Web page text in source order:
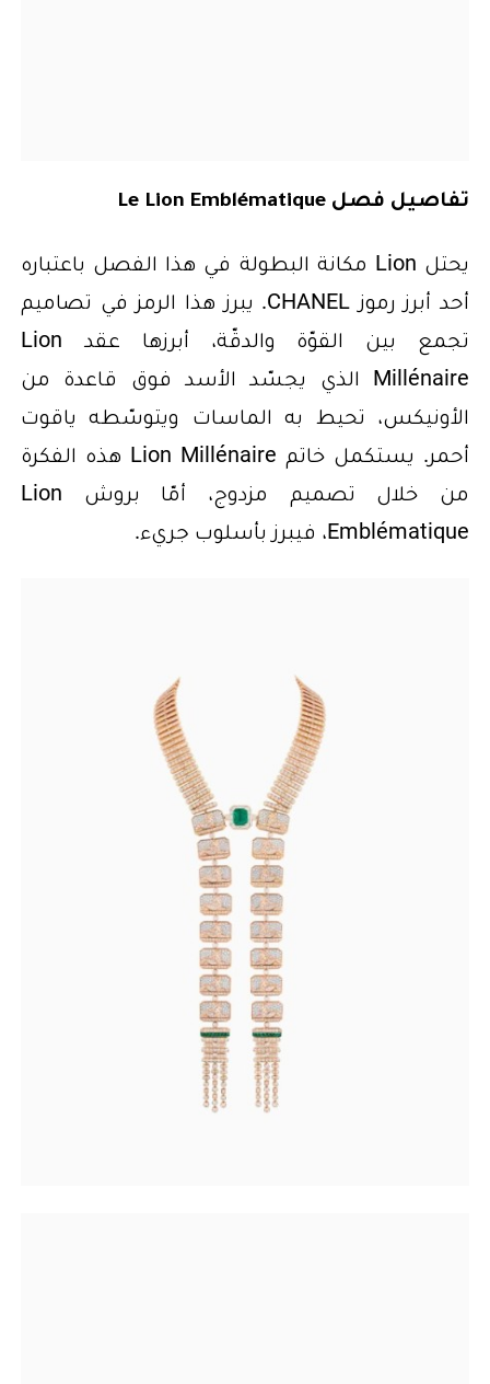
تفاصيل فصل Le Lion Emblématique
يحتل Lion مكانة البطولة في هذا الفصل باعتباره
أحد أبرز رموز CHANEL. يبرز هذا الرمز في تصاميم
تجمع بين القوّة والدقّة، أبرزها عقد Lion
Millénaire الذي يجسّد الأسد فوق قاعدة من
الأونيكس، تحيط به الماسات ويتوسّطه ياقوت
أحمر. يستكمل خاتم Lion Millénaire هذه الفكرة
من خلال تصميم مزدوج، أمّا بروش Lion
Emblématique، فيبرز بأسلوب جريء.